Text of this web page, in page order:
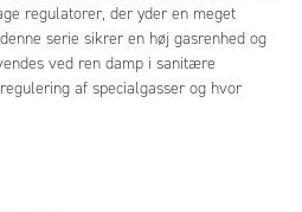
regulatorer, der yder en meget
serie sikrer en høj gasrenhed og
ved ren damp i sanitære
af specialgasser og hvor